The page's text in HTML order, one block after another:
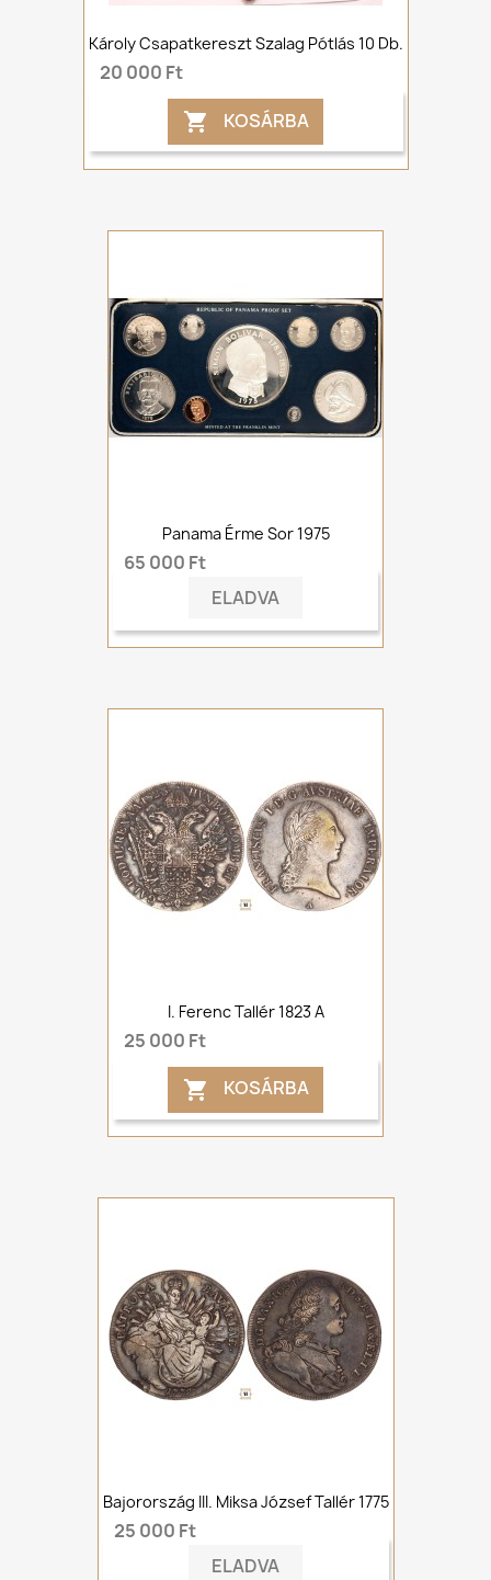
Károly Csapatkereszt Szalag Pótlás 10 Db.
20 000 Ft
 KOSÁRBA
Panama Érme Sor 1975
65 000 Ft
ELADVA
I. Ferenc Tallér 1823 A
25 000 Ft
 KOSÁRBA
Bajorország III. Miksa József Tallér 1775
25 000 Ft
ELADVA